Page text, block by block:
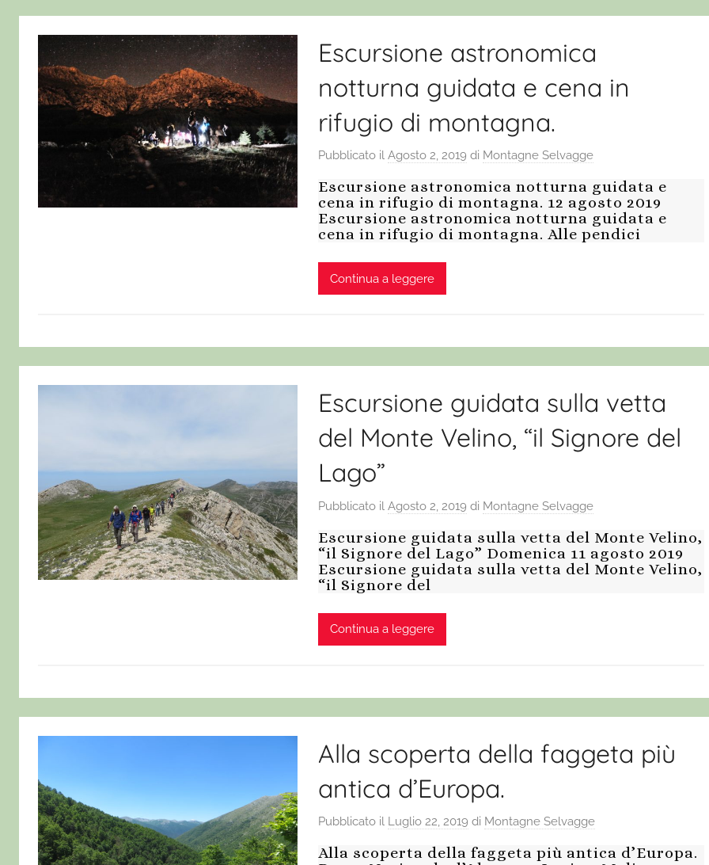
Escursione astronomica
notturna guidata e cena in
rifugio di montagna.
Pubblicato il Agosto 2, 2019 di Montagne Selvagge
Escursione astronomica notturna guidata e
cena in rifugio di montagna. 12 agosto 2019
Escursione astronomica notturna guidata e
cena in rifugio di montagna. Alle pendici
Continua a leggere
Escursione guidata sulla vetta
del Monte Velino, “il Signore del
Lago”
Pubblicato il Agosto 2, 2019 di Montagne Selvagge
Escursione guidata sulla vetta del Monte Velino,
“il Signore del Lago” Domenica 11 agosto 2019
Escursione guidata sulla vetta del Monte Velino,
“il Signore del
Continua a leggere
Alla scoperta della faggeta più
antica d’Europa.
Pubblicato il Luglio 22, 2019 di Montagne Selvagge
Alla scoperta della faggeta più antica d’Europa.